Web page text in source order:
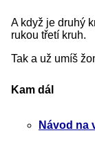
A když je druhý
rukou třetí kruh.
Tak a už umíš
Kam dál
Návod na